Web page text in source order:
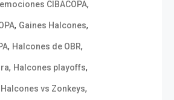
emociones CIBACOPA,
, Gaines Halcones,
, Halcones de OBR,
, Halcones playoffs,
Halcones vs Zonkeys,